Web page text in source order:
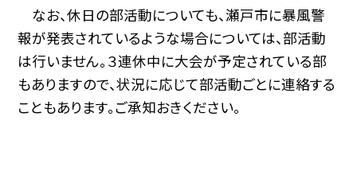
なお、休日の部活動についても、瀬戸市に暴風警
報が発表されているような場合については、部活動
は行いません。３連休中に大会が予定されている部
もありますので、状況に応じて部活動ごとに連絡する
こともあります。ご承知おきください。